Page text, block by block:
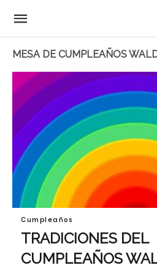
MESA DE CUMPLEAÑOS
Cumpleaños
TRADICIONES DEL
CUMPLEAÑOS